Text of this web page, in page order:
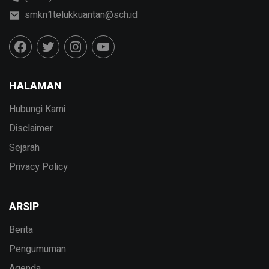
smkn1telukkuantan@sch.id
HALAMAN
Hubungi Kami
Disclaimer
Sejarah
Privacy Policy
ARSIP
Berita
Pengumuman